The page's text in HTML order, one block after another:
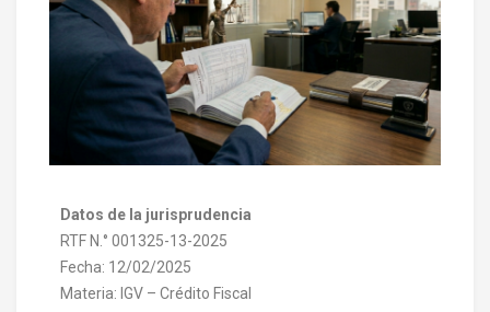
Datos de la jurisprudencia
RTF N.° 001325-13-2025
Fecha: 12/02/2025
Materia: IGV – Crédito Fiscal